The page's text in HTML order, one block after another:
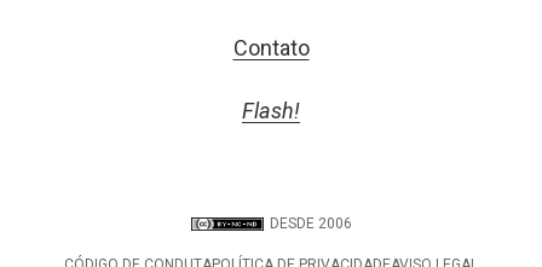
Contato
Flash!
DESDE 2006